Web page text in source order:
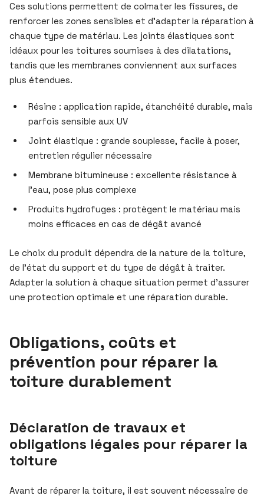
Ces solutions permettent de colmater les fissures, de
renforcer les zones sensibles et d’adapter la réparation à
chaque type de matériau. Les joints élastiques sont
idéaux pour les toitures soumises à des dilatations,
tandis que les membranes conviennent aux surfaces
plus étendues.
Résine : application rapide, étanchéité durable, mais
parfois sensible aux UV
Joint élastique : grande souplesse, facile à poser,
entretien régulier nécessaire
Membrane bitumineuse : excellente résistance à
l’eau, pose plus complexe
Produits hydrofuges : protègent le matériau mais
moins efficaces en cas de dégât avancé
Le choix du produit dépendra de la nature de la toiture,
de l’état du support et du type de dégât à traiter.
Adapter la solution à chaque situation permet d’assurer
une protection optimale et une réparation durable.
Obligations, coûts et
prévention pour réparer la
toiture durablement
Déclaration de travaux et
obligations légales pour réparer la
toiture
Avant de réparer la toiture, il est souvent nécessaire de